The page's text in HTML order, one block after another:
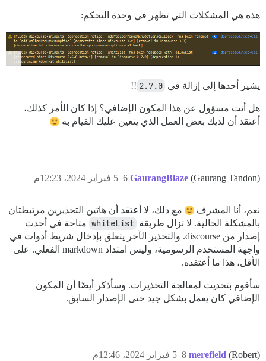
هذه هي المشكلات التي تظهر في وحدة التحكم:
يشير أحدها إلى إزالة في 2.7.0
!!
هل أنت مسؤول عن هذا المكون الإضافي؟ إذا كان الأمر كذلك،
أعتقد أن لديك بعض العمل الذي يتعين عليك القيام به
GaurangBlaze (Gaurang Tandon) 5 فبراير 2024، 12:23م 6
نعم، أنا المشرف
مع ذلك، لا أعتقد أن هاتين التحذيرين مرتبطتان
بالمشكلة الحالية. لا تزال طريقة whiteList متاحة في أحدث
إصدار من discourse. والتحذير الآخر يتعلق بإدخال شريط أدوات في
واجهة المستخدم الرسومية، وليس امتداد markdown الفعلي. على
الأقل، هذا ما أعتقده.
سأقوم بتحديث لمعالجة التحذيرات. وسأذكر أيضًا أن المكون
الإضافي كان يعمل بشكل جيد حتى الإصدار السابق.
merefield (Robert) 5 فبراير 2024، 12:46م 8